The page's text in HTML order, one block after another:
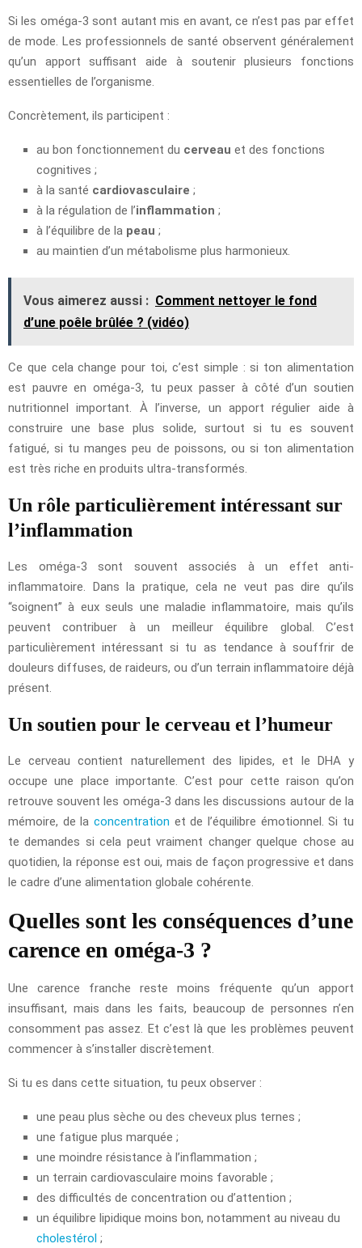
Si les oméga-3 sont autant mis en avant, ce n’est pas par effet
de mode. Les professionnels de santé observent généralement
qu’un apport suffisant aide à soutenir plusieurs fonctions
essentielles de l’organisme.
Concrètement, ils participent :
au bon fonctionnement du cerveau et des fonctions
cognitives ;
à la santé cardiovasculaire ;
à la régulation de l’inflammation ;
à l’équilibre de la peau ;
au maintien d’un métabolisme plus harmonieux.
Vous aimerez aussi : Comment nettoyer le fond
d’une poêle brûlée ? (vidéo)
Ce que cela change pour toi, c’est simple : si ton alimentation
est pauvre en oméga-3, tu peux passer à côté d’un soutien
nutritionnel important. À l’inverse, un apport régulier aide à
construire une base plus solide, surtout si tu es souvent
fatigué, si tu manges peu de poissons, ou si ton alimentation
est très riche en produits ultra-transformés.
Un rôle particulièrement intéressant sur
l’inflammation
Les oméga-3 sont souvent associés à un effet anti-
inflammatoire. Dans la pratique, cela ne veut pas dire qu’ils
“soignent” à eux seuls une maladie inflammatoire, mais qu’ils
peuvent contribuer à un meilleur équilibre global. C’est
particulièrement intéressant si tu as tendance à souffrir de
douleurs diffuses, de raideurs, ou d’un terrain inflammatoire déjà
présent.
Un soutien pour le cerveau et l’humeur
Le cerveau contient naturellement des lipides, et le DHA y
occupe une place importante. C’est pour cette raison qu’on
retrouve souvent les oméga-3 dans les discussions autour de la
mémoire, de la concentration et de l’équilibre émotionnel. Si tu
te demandes si cela peut vraiment changer quelque chose au
quotidien, la réponse est oui, mais de façon progressive et dans
le cadre d’une alimentation globale cohérente.
Quelles sont les conséquences d’une
carence en oméga-3 ?
Une carence franche reste moins fréquente qu’un apport
insuffisant, mais dans les faits, beaucoup de personnes n’en
consomment pas assez. Et c’est là que les problèmes peuvent
commencer à s’installer discrètement.
Si tu es dans cette situation, tu peux observer :
une peau plus sèche ou des cheveux plus ternes ;
une fatigue plus marquée ;
une moindre résistance à l’inflammation ;
un terrain cardiovasculaire moins favorable ;
des difficultés de concentration ou d’attention ;
un équilibre lipidique moins bon, notamment au niveau du
cholestérol ;